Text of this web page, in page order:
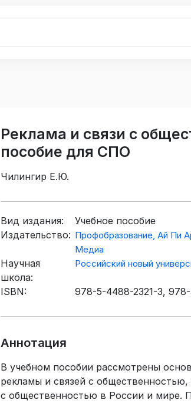
Реклама и связи с
пособие для СПО
Чилингир Е.Ю.
Вид издания:
Учебное пособие
Издательство: Профобразование, Ай Пи
Медиа
Научная
школа:
Российский новый
ISBN:
978-5-4488-2321-3,
Аннотация
В учебном пособии рассмотрены
рекламы и связей с
с общественностью в России и мире.